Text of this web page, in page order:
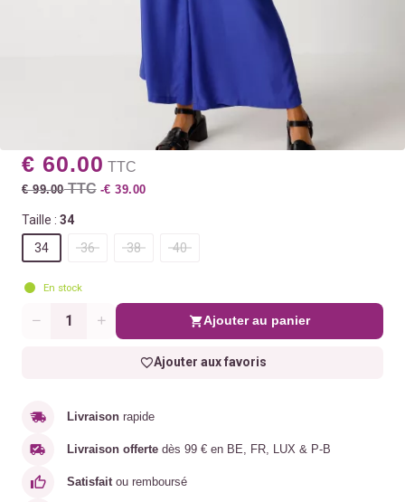
€ 60.00 TTC
€ 99.00TTC -€ 39.00
Taille : 34
34
36 38 40
En stock
Quantité Ajouter au panier
Ajouter aux favoris
Livraison rapide
Livraison offerte dès 99 € en BE, FR, LUX & P-B
Satisfait ou remboursé